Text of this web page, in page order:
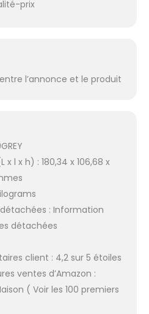
prix
l’annonce et le produit
l x h) : 180,34 x 106,68 x
: Information
détachées
client : 4,2 sur 5 étoiles
ventes d’Amazon :
( Voir les 100 premiers